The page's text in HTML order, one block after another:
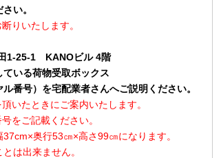
い。
りいたします。
1-25-1 KANOビル 4階
いる荷物受取ボックス
番号）を宅配業者さんへご説明ください。
いたときにご案内いたします。
をご記載ください。
奥行53㎝×高さ99㎝になります。
は出来ません。